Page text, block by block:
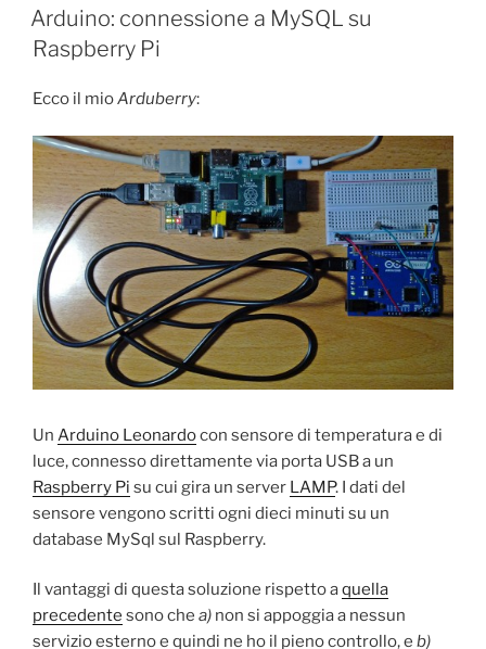
IL
Arduino: connessione a MySQL su
Raspberry Pi
Ecco il mioArduberry:
Un Arduino Leonardocon sensore di temperatura e di
luce, connesso direttamente via porta USB a un
Raspberry Pi su cui gira un server LAMP. I dati del
sensore vengono scritti ogni dieci minuti su un
database MySql sul Raspberry.
Il vantaggi di questa soluzione rispetto aquella
precedente sono che a) non si appoggia a nessun
servizio esterno e quindi ne ho il pieno controllo, e b)